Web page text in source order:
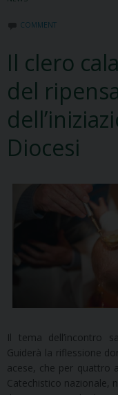
COMMENT
Il clero
del
Diocesi
Il tema dell’incontro
Guiderà la riflessione
acese, che per quattro
Catechistico nazionale,